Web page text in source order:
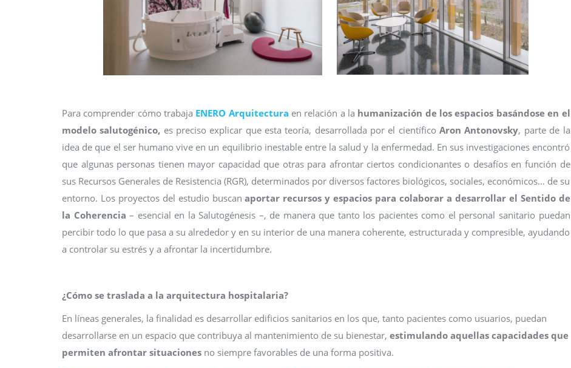
Para comprender cómo trabaja ENERO Arquitectura en relación a la humanización de los espacios basándose en el
modelo salutogénico, es preciso explicar que esta teoría, desarrollada por el científicoAron Antonovsky, parte de la
idea de que el ser humano vive en un equilibrio inestable entre la salud y la enfermedad. En sus investigaciones encontró
que algunas personas tienen mayor capacidad que otras para afrontar ciertos condicionantes o desafíos en función de
sus Recursos Generales de Resistencia (RGR), determinados por diversos factores biológicos, sociales, económicos… de su
entorno. Los proyectos del estudio buscanaportar recursos y espacios para colaborar a desarrollar el Sentido de
la Coherencia – esencial en la Salutogénesis –, de manera que tanto los pacientes como el personal sanitario puedan
percibir todo lo que pasa a su alrededor y en su interior de una manera coherente, estructurada y compresible, ayudando
a controlar su estrés y a afrontar la incertidumbre.
¿Cómo se traslada a la arquitectura hospitalaria?
En líneas generales, la finalidad es desarrollar edificios sanitarios en los que, tanto pacientes como usuarios, puedan
desarrollarse en un espacio que contribuya al mantenimiento de su bienestar, estimulando aquellas capacidades que
permiten afrontar situaciones no siempre favorables de una forma positiva.